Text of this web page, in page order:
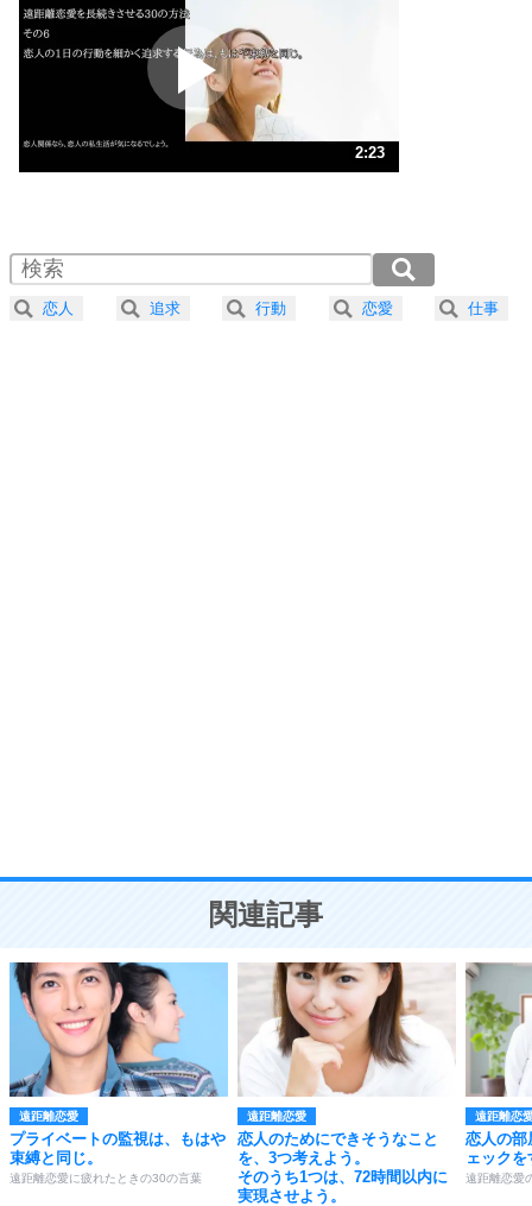
プラス思考
ポジティブになれない原因は、行動しないから。
ポジティブ思考になる30の方法
ストレス対策
人生、なんとかなるもの。
気楽に生きる30の方法
4 器の大きい人は、怒りを優しさで表現する。
プラス思考
ことが大切。
2:23
2.0倍速 （282KB 1分11秒）
2.5倍速 （225KB 57秒）
3.0倍速 （188KB 47秒）
恋人 追求 行動 恋愛 仕事
関連記事
遠距離恋愛
プライベートの監視は、もはや
束縛と同じ。
遠距離恋愛に疲れたときの30の言葉
遠距離恋愛
恋人のためにできそうなこと
を、3つ考えよう。
そのうち1つは、72時間以内に
実現させよう。
遠距離恋
恋人の部
ェック
遠距離恋愛